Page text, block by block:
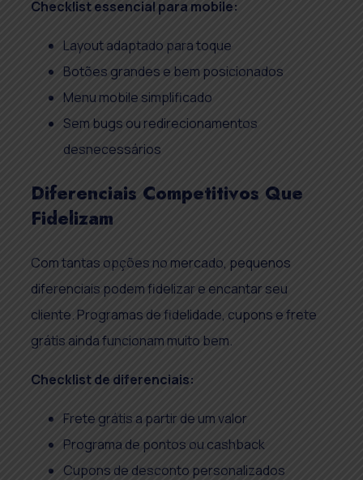
Checklist essencial para mobile:
Layout adaptado para toque
Botões grandes e bem posicionados
Menu mobile simplificado
Sem bugs ou redirecionamentos
desnecessários
Diferenciais Competitivos Que
Fidelizam
Com tantas opções no mercado, pequenos
diferenciais podem fidelizar e encantar seu
cliente. Programas de fidelidade, cupons e frete
grátis ainda funcionam muito bem.
Checklist de diferenciais:
Frete grátis a partir de um valor
Programa de pontos ou cashback
Cupons de desconto personalizados